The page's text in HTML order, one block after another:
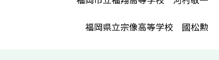
福岡県立宗像高等学校 國松勲